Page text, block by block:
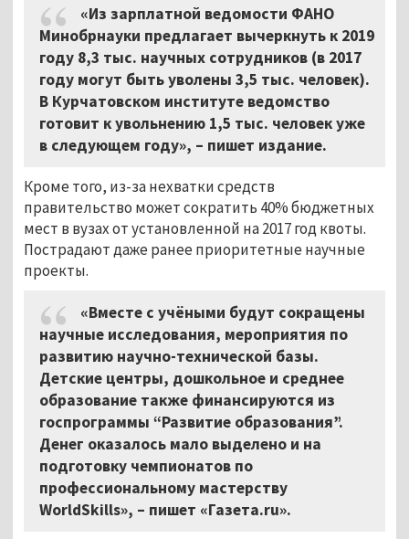
«Из зарплатной ведомости ФАНО
Минобрнауки предлагает вычеркнуть к 2019
году 8,3 тыс. научных сотрудников (в 2017
году могут быть уволены 3,5 тыс. человек).
В Курчатовском институте ведомство
готовит к увольнению 1,5 тыс. человек уже
в следующем году», – пишет издание.
Кроме того, из-за нехватки средств
правительство может сократить 40% бюджетных
мест в вузах от установленной на 2017 год квоты.
Пострадают даже ранее приоритетные научные
проекты.
«Вместе с учёными будут сокращены
научные исследования, мероприятия по
развитию научно-технической базы.
Детские центры, дошкольное и среднее
образование также финансируются из
госпрограммы “Развитие образования”.
Денег оказалось мало выделено и на
подготовку чемпионатов по
профессиональному мастерству
WorldSkills», – пишет «Газета.ru».